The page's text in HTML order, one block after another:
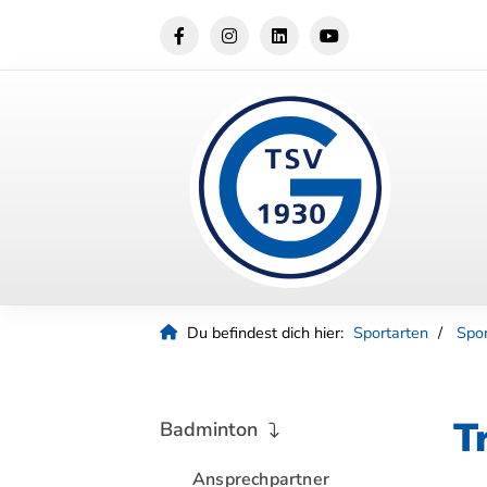
Du befindest dich hier: Sportarten
Badminton
Ansprechpartner